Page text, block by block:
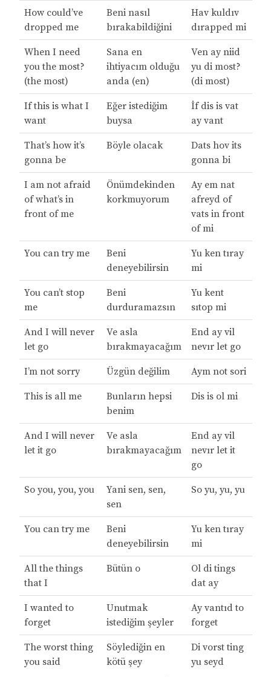
How could’ve
dropped me
Beni nasıl
bırakabildiğini
Hav kuldıv
dırapped mi
When I need
you the most?
(the most)
Sana en
ihtiyacım olduğu
anda (en)
Ven ay niid
yu di most?
(di most)
If this is what I
want
Eğer istediğim
buysa
İf dis is vat
ay vant
That’s how it’s
gonna be
Böyle olacak
Dats hov its
gonna bi
I am not afraid
of what’s in
front of me
Önümdekinden
korkmuyorum
Ay em nat
afreyd of
vats in front
of mi
You can try me
Beni
deneyebilirsin
Yu ken tıray
mi
You can’t stop
me
Beni
durduramazsın
Yu kent
sıtop mi
And I will never
let go
Ve asla
bırakmayacağım
End ay vil
nevır let go
I’m not sorry Üzgün değilim Aym not sori
This is all me
Bunların hepsi
benim
Dis is ol mi
And I will never
let it go
Ve asla
bırakmayacağım
End ay vil
nevır let it
go
So you, you, you
Yani sen, sen,
sen
So yu, yu, yu
You can try me
Beni
deneyebilirsin
Yu ken tıray
mi
All the things
that I
Bütün o
Ol di tings
dat ay
I wanted to
forget
Unutmak
istediğim şeyler
Ay vantıd to
forget
The worst thing
you said
Söylediğin en
kötü şey
Di vorst ting
yu seyd